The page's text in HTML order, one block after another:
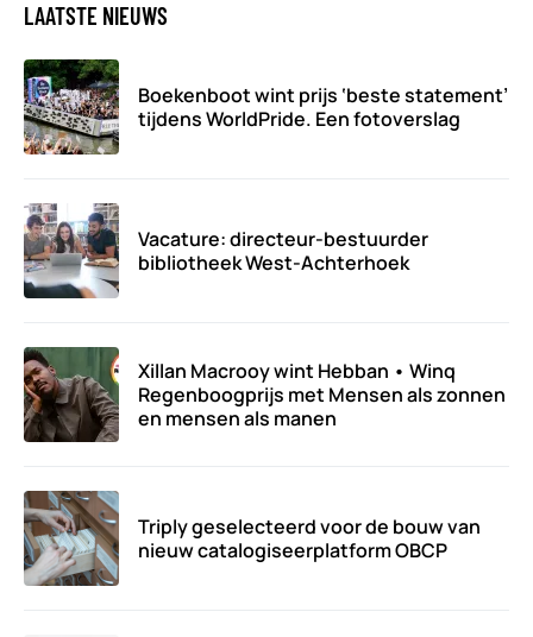
LAATSTE NIEUWS
Boekenboot wint prijs ‘beste statement’
tijdens WorldPride. Een fotoverslag
Vacature: directeur-bestuurder
bibliotheek West-Achterhoek
Xillan Macrooy wint Hebban • Winq
Regenboogprijs met Mensen als zonnen
en mensen als manen
Triply geselecteerd voor de bouw van
nieuw catalogiseerplatform OBCP